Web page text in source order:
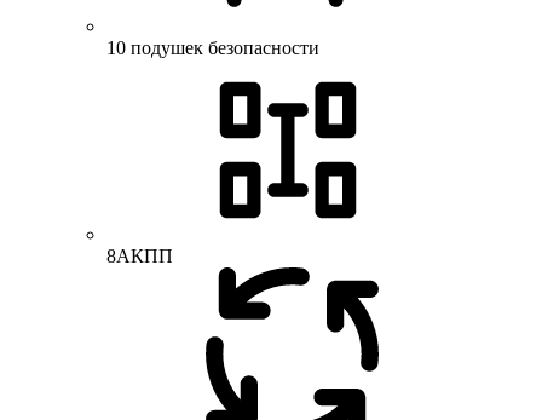
10 подушек безопасности
8АКПП